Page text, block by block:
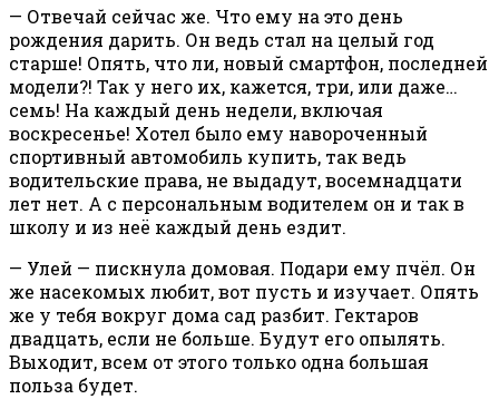
— Отвечай сейчас же. Что ему на это день
рождения дарить. Он ведь стал на целый год
старше! Опять, что ли, новый смартфон, последней
модели?! Так у него их, кажется, три, или даже…
семь! На каждый день недели, включая
воскресенье! Хотел было ему навороченный
спортивный автомобиль купить, так ведь
водительские права, не выдадут, восемнадцати
лет нет. А с персональным водителем он и так в
школу и из неё каждый день ездит.
— Улей — пискнула домовая. Подари ему пчёл. Он
же насекомых любит, вот пусть и изучает. Опять
же у тебя вокруг дома сад разбит. Гектаров
двадцать, если не больше. Будут его опылять.
Выходит, всем от этого только одна большая
польза будет.